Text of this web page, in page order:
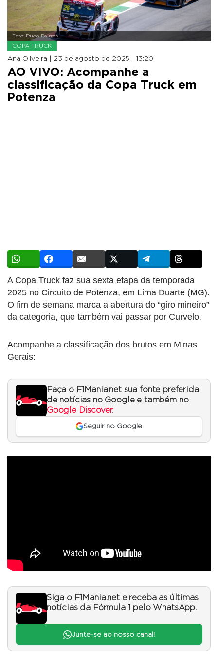
Foto: Duda Bairros
COPA TRUCK
Ana Oliveira | 23 de agosto de 2025 - 13:20
AO VIVO: Acompanhe a
classificação da Copa Truck em
Potenza
A Copa Truck faz sua sexta etapa da temporada
2025 no Circuito de Potenza, em Lima Duarte (MG).
O fim de semana marca a abertura do “giro mineiro”
da categoria, que também vai passar por Curvelo.
Acompanhe a classificação dos brutos em Minas
Gerais:
Faça o F1Mania.net sua fonte preferida
de notícias no Google e também no
Google Discover.
Seguir no Google
Siga o F1Mania.net e receba as últimas
notícias da Fórmula 1 pelo WhatsApp.
Junte-se ao nosso canal!